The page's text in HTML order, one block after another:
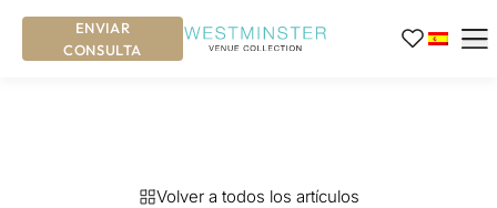
ENVIAR
CONSULTA
Volver a todos los artículos